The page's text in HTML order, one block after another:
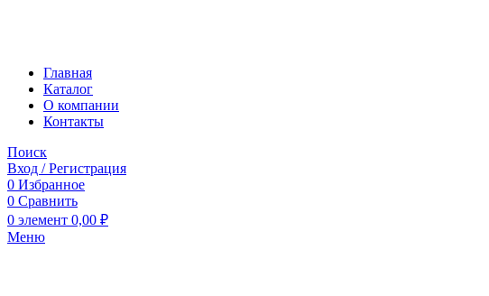
Главная
Каталог
О компании
Контакты
Поиск
Вход / Регистрация
0 Избранное
0 Сравнить
0 элемент 0,00 ₽
Меню